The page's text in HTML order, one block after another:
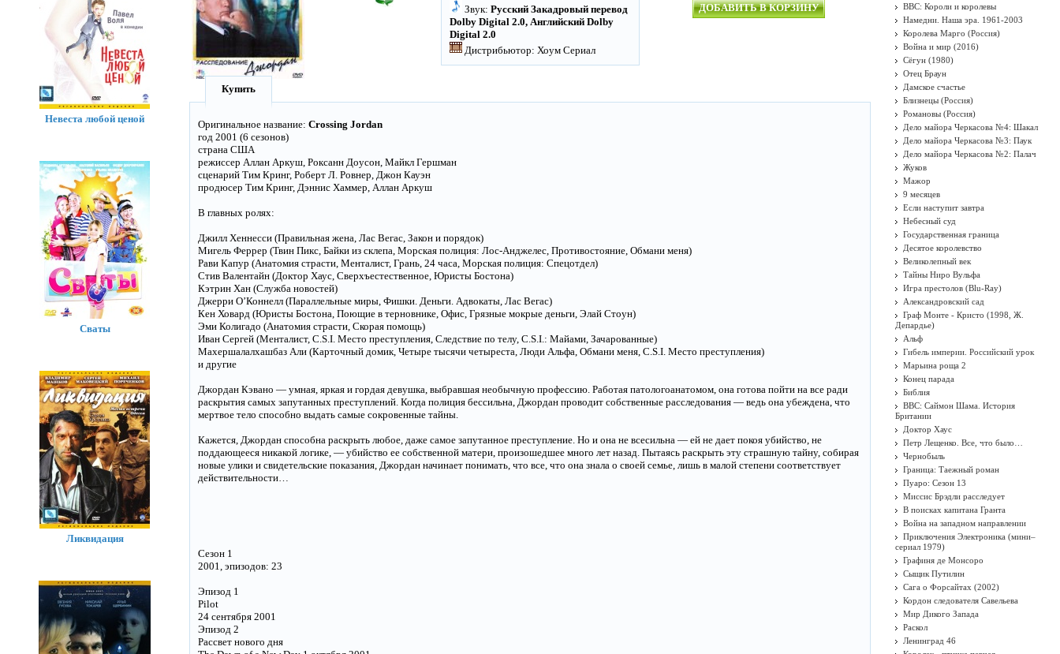
Звук: Русский Закадровый перевод
Dolby Digital 2.0, Английский Dolby
Digital 2.0
Дистрибьютор: Хоум Сериал
ДОБАВИТЬ В КОРЗИНУ
Купить
Оригинальное название: Crossing Jordan
год 2001 (6 сезонов)
страна США
режиссер Аллан Аркуш, Роксанн Доусон, Майкл Гершман
сценарий Тим Кринг, Роберт Л. Ровнер, Джон Кауэн
продюсер Тим Кринг, Дэннис Хаммер, Аллан Аркуш
В главных ролях:
Джилл Хеннесси (Правильная жена, Лас Вегас, Закон и порядок)
Мигель Феррер (Твин Пикс, Байки из склепа, Морская полиция: Лос-Анджелес, Противостояние, Обмани меня)
Рави Капур (Анатомия страсти, Менталист, Грань, 24 часа, Морская полиция: Спецотдел)
Стив Валентайн (Доктор Хаус, Сверхъестественное, Юристы Бостона)
Кэтрин Хан (Служба новостей)
Джерри О’Коннелл (Параллельные миры, Фишки. Деньги. Адвокаты, Лас Вегас)
Кен Ховард (Юристы Бостона, Поющие в терновнике, Офис, Грязные мокрые деньги, Элай Стоун)
Эми Колигадо (Анатомия страсти, Скорая помощь)
Иван Сергей (Менталист, C.S.I. Место преступления, Следствие по телу, C.S.I.: Майами, Зачарованные)
Махершалалхашбаз Али (Карточный домик, Четыре тысячи четыреста, Люди Альфа, Обмани меня, C.S.I. Место преступления)
и другие
Джордан Кэвано — умная, яркая и гордая девушка, выбравшая необычную профессию. Работая патологоанатомом, она готова пойти на все ради
раскрытия самых запутанных преступлений. Когда полиция бессильна, Джордан проводит собственные расследования — ведь она убеждена, что
мертвое тело способно выдать самые сокровенные тайны.
Кажется, Джордан способна раскрыть любое, даже самое запутанное преступление. Но и она не всесильна — ей не дает покоя убийство, не
поддающееся никакой логике, — убийство ее собственной матери, произошедшее много лет назад. Пытаясь раскрыть эту страшную тайну, собирая
новые улики и свидетельские показания, Джордан начинает понимать, что все, что она знала о своей семье, лишь в малой степени соответствует
действительности…
Сезон 1
2001, эпизодов: 23
Эпизод 1
Pilot
24 сентября 2001
Эпизод 2
Рассвет нового дня
Невеста любой ценой
Сваты
Ликвидация
BBC: Короли и королевы
Намедни. Наша эра. 1961-2003
Королева Марго (Россия)
Война и мир (2016)
Сёгун (1980)
Отец Браун
Дамское счастье
Близнецы (Россия)
Романовы (Россия)
Дело майора Черкасова №4: Шакал
Дело майора Черкасова №3: Паук
Дело майора Черкасова №2: Палач
Жуков
Мажор
9 месяцев
Если наступит завтра
Небесный суд
Государственная граница
Десятое королевство
Великолепный век
Тайны Ниро Вульфа
Игра престолов (Blu-Ray)
Александровский сад
Граф Монте - Кристо (1998, Ж.
Депардье)
Альф
Гибель империи. Российский урок
Марьина роща 2
Конец парада
Библия
BBC: Саймон Шама. История
Британии
Доктор Хаус
Петр Лещенко. Все, что было…
Чернобыль
Граница: Таежный роман
Пуаро: Сезон 13
Миссис Брэдли расследует
В поисках капитана Гранта
Война на западном направлении
Приключения Электроника (мини–
сериал 1979)
Графиня де Монсоро
Сыщик Путилин
Сага о Форсайтах (2002)
Кордон следователя Савельева
Мир Дикого Запада
Раскол
Ленинград 46